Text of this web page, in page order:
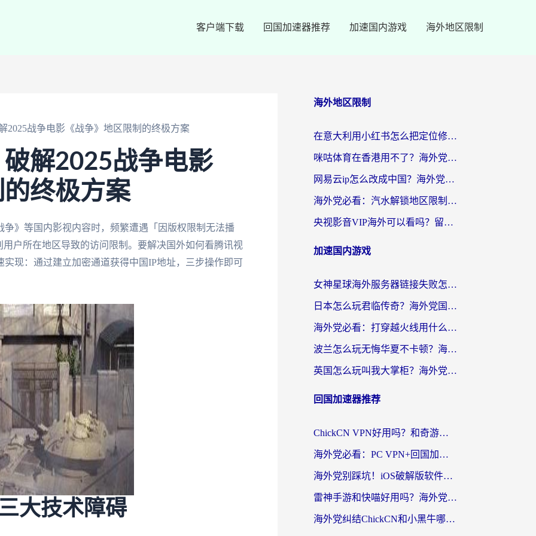
客户端下载 回国加速器推荐 加速国内游戏 海外地区限制
2025战争电影《战争》地区限制的终极方案
解2025战争电影
终极方案
》等国内影视内容时，频繁遭遇「因版权限制无法播
户所在地区导致的访问限制。要解决国外如何看腾讯视
实现：通过建立加密通道获得中国IP地址，三步操作即可
大技术障碍
海外地区限制
在意大利用小红书怎么把定位修改到中国国内？3个实用技巧+1个靠谱工具帮你搞定
咪咕体育在香港用不了？海外党必看的回国加速器选择指南（附3个真实场景解决方案）
网易云ip怎么改成中国？海外党听音乐听书的无痛解决方案
海外党必看：汽水解锁地区限制怎么解除？3招解决国内影音&生活服务难题
央视影音VIP海外可以看吗？留学生亲测有效的回国加速器选择指南
加速国内游戏
女神星球海外服务器链接失败怎么解决？海外党国服游戏加速避坑指南
日本怎么玩君临传奇？海外党国服游戏加速避坑指南（附菲律宾欧洲玩家实测）
海外党必看：打穿越火线用什么加速器？解决延迟卡顿，还能玩奇妙拼图世界和第五人格
波兰怎么玩无悔华夏不卡顿？海外国服游戏加速器终极指南（附征途2萤火突击解决方案）
英国怎么玩叫我大掌柜？海外党国服游戏加速避坑指南（附实测推荐）
回国加速器推荐
ChickCN VPN好用吗？和奇游手游VPN对比哪个回国效果更好？海外党亲测实用指南
海外党必看：PC VPN+回国加速器怎么选？无缝访问国内资源全攻略
海外党别踩坑！iOS破解版软件不可靠？教你选对回国加速器无缝看国内资源
雷神手游和快喵好用吗？海外党亲测5款回国加速器，附斧牛Bling对比+微信视频号解决办法
海外党纠结ChickCN和小黑牛哪个好？一篇帮你选对回国加速器的实用指南